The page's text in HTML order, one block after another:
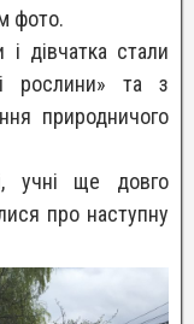
фото.
дівчатка стали
рослини» та з
природничого
учні ще довго
про наступну